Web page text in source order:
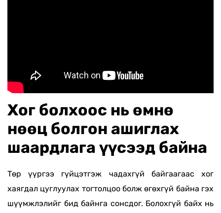
Хог болхоос нь өмнө
нөөц болгон ашиглах
шаардлага үүсээд байна
Төр үүргээ гүйцэтгэж чадахгүй байгаагаас хог
хаягдал цуглуулах тогтолцоо болж өгөхгүй байна гэх
шүүмжлэлийг бид байнга сонсдог. Болохгүй байх нь